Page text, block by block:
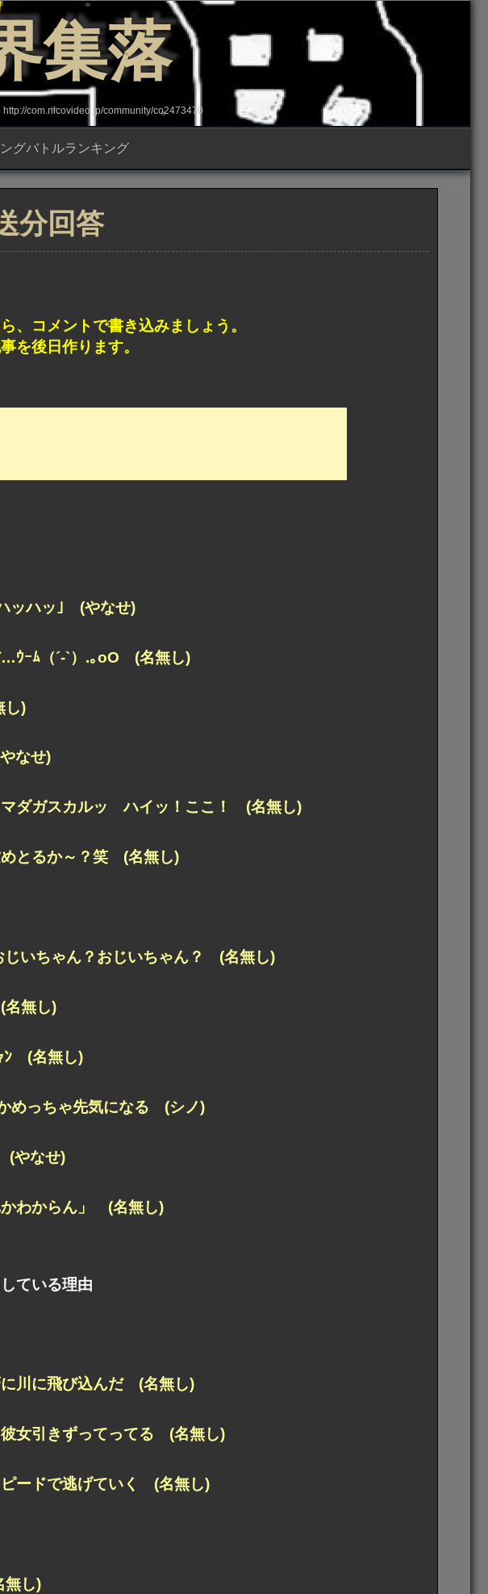
集落
com.nicovideo.jp/community/co2473470
グバトルランキング
分回答
、コメントで書き込みましょう。
を後日作ります。
ッハッ｣ (やなせ)
ｳｰﾑ（´-`）.｡oO (名無し)
し)
なせ)
ダガスカルッ ハイッ！ここ！ (名無し)
めとるか～？笑 (名無し)
じいちゃん？おじいちゃん？ (名無し)
無し)
ﾝ (名無し)
めっちゃ先気になる (シノ)
(やなせ)
かわからん」 (名無し)
ている理由
川に飛び込んだ (名無し)
女引きずってってる (名無し)
ードで逃げていく (名無し)
無し)